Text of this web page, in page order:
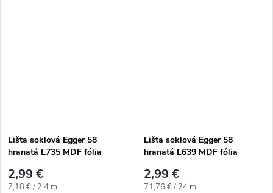
Lišta soklová Egger 58
hranatá L735 MDF fólia
2,99 €
Jednotková cena:
7,18 € / 2.4 m
Lišta soklová Egger 58
hranatá L639 MDF fólia
2,99 €
Jednotková cena:
71,76 € / 24 m